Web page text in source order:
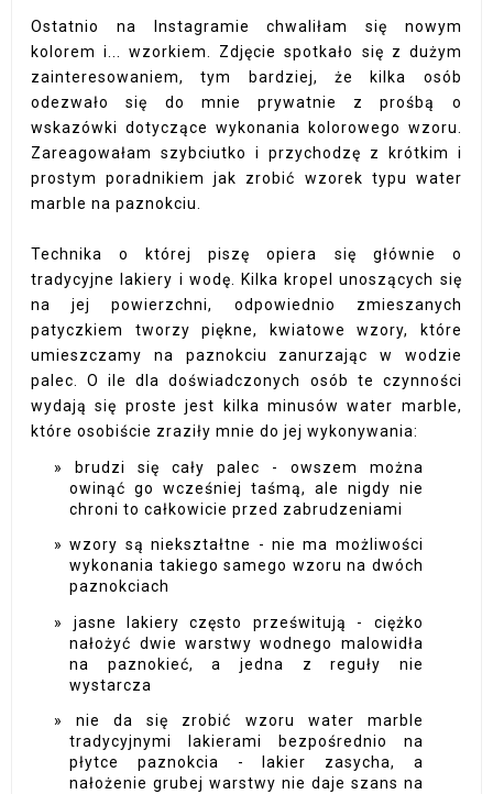
Ostatnio na Instagramie chwaliłam się nowym
kolorem i... wzorkiem. Zdjęcie spotkało się z dużym
zainteresowaniem, tym bardziej, że kilka osób
odezwało się do mnie prywatnie z prośbą o
wskazówki dotyczące wykonania kolorowego wzoru.
Zareagowałam szybciutko i przychodzę z krótkim i
prostym poradnikiem jak zrobić wzorek typu water
marble na paznokciu.
Technika o której piszę opiera się głównie o
tradycyjne lakiery i wodę. Kilka kropel unoszących się
na jej powierzchni, odpowiednio zmieszanych
patyczkiem tworzy piękne, kwiatowe wzory, które
umieszczamy na paznokciu zanurzając w wodzie
palec. O ile dla doświadczonych osób te czynności
wydają się proste jest kilka minusów water marble,
które osobiście zraziły mnie do jej wykonywania:
brudzi się cały palec - owszem można
owinąć go wcześniej taśmą, ale nigdy nie
chroni to całkowicie przed zabrudzeniami
wzory są niekształtne - nie ma możliwości
wykonania takiego samego wzoru na dwóch
paznokciach
jasne lakiery często prześwitują - ciężko
nałożyć dwie warstwy wodnego malowidła
na paznokieć, a jedna z reguły nie
wystarcza
nie da się zrobić wzoru water marble
tradycyjnymi lakierami bezpośrednio na
płytce paznokcia - lakier zasycha, a
nałożenie grubej warstwy nie daje szans na